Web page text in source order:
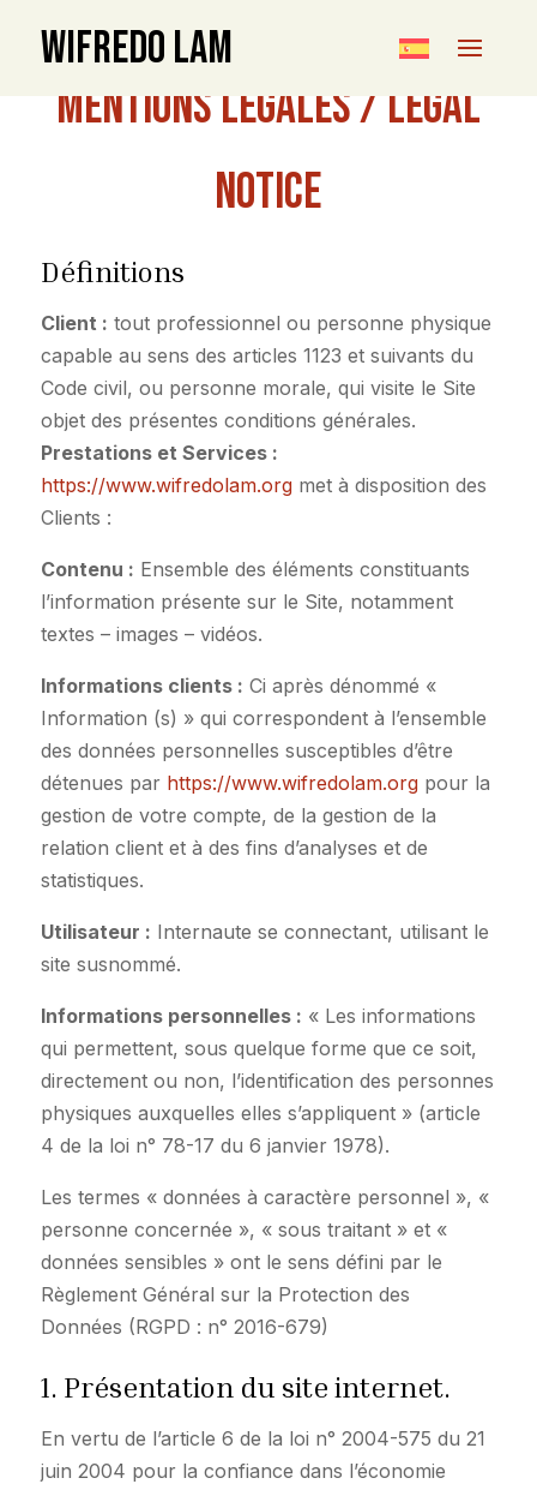
WIFREDO LAM
Mentions légales / Legal
Notice
Définitions
Client : tout professionnel ou personne physique
capable au sens des articles 1123 et suivants du
Code civil, ou personne morale, qui visite le Site
objet des présentes conditions générales.
Prestations et Services :
https://www.wifredolam.orgmet à disposition des
Clients :
Contenu : Ensemble des éléments constituants
l’information présente sur le Site, notamment
textes – images – vidéos.
Informations clients : Ci après dénommé «
Information (s) » qui correspondent à l’ensemble
des données personnelles susceptibles d’être
détenues par https://www.wifredolam.orgpour la
gestion de votre compte, de la gestion de la
relation client et à des fins d’analyses et de
statistiques.
Utilisateur : Internaute se connectant, utilisant le
site susnommé.
Informations personnelles : « Les informations
qui permettent, sous quelque forme que ce soit,
directement ou non, l’identification des personnes
physiques auxquelles elles s’appliquent » (article
4 de la loi n° 78-17 du 6 janvier 1978).
Les termes « données à caractère personnel », «
personne concernée », « sous traitant » et «
données sensibles » ont le sens défini par le
Règlement Général sur la Protection des
Données (RGPD : n° 2016-679)
1. Présentation du site internet.
En vertu de l’article 6 de la loi n° 2004-575 du 21
juin 2004 pour la confiance dans l’économie